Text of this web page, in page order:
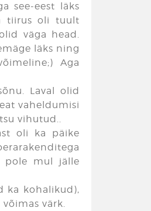
see-eest läks
tiirus oli tuult
väga head.
läks ning
Aga
Laval olid
vaheldumisi
vihutud..
oli ka päike
pole mul jälle
ka kohalikud),
värk.